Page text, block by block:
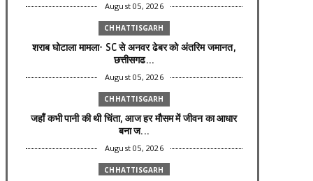
August 05, 2026
CHHATTISGARH
शराब घोटाला मामला- SC से अनवर ढेबर को अंतरिम जमानत,
छत्तीसगढ...
August 05, 2026
CHHATTISGARH
जहाँ कभी पानी की थी चिंता, आज हर मौसम में जीवन का आधार
बना ज...
August 05, 2026
CHHATTISGARH